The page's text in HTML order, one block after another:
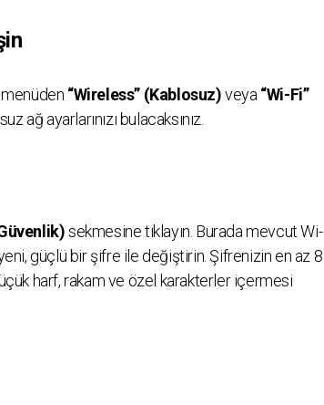
“Wireless” (Kablosuz)veya “Wi-Fi”
ağ ayarlarınızı bulacaksınız.
sekmesine tıklayın. Burada mevcut Wi-
güçlü bir şifre ile değiştirin. Şifrenizin en az 8
harf, rakam ve özel karakterler içermesi